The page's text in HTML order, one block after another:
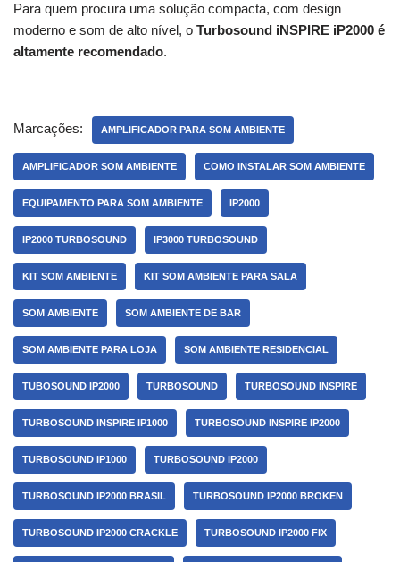
Para quem procura uma solução compacta, com design
moderno e som de alto nível, o Turbosound iNSPIRE iP2000 é
altamente recomendado.
Marcações: AMPLIFICADOR PARA SOM AMBIENTE
AMPLIFICADOR SOM AMBIENTE COMO INSTALAR SOM AMBIENTE
EQUIPAMENTO PARA SOM AMBIENTE IP2000
IP2000 TURBOSOUND IP3000 TURBOSOUND
KIT SOM AMBIENTE KIT SOM AMBIENTE PARA SALA
SOM AMBIENTE SOM AMBIENTE DE BAR
SOM AMBIENTE PARA LOJA SOM AMBIENTE RESIDENCIAL
TUBOSOUND IP2000 TURBOSOUND TURBOSOUND INSPIRE
TURBOSOUND INSPIRE IP1000 TURBOSOUND INSPIRE IP2000
TURBOSOUND IP1000 TURBOSOUND IP2000
TURBOSOUND IP2000 BRASIL TURBOSOUND IP2000 BROKEN
TURBOSOUND IP2000 CRACKLE TURBOSOUND IP2000 FIX